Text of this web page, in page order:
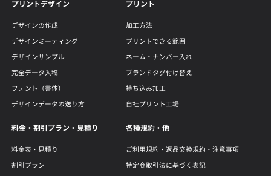
プリントデザイン
デザインの作成
デザインミーティング
デザインサンプル
完全データ入稿
フォント（書体）
デザインデータの送り方
プリント
加工方法
プリントできる範囲
ネーム・ナンバー入れ
ブランドタグ付け替え
持ち込み加工
自社プリント工場
料金・割引プラン・見積り
料金表・見積り
割引プラン
各種規約・他
ご利用規約・返品交換規約・注意事項
特定商取引法に基づく表記